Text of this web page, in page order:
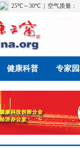
健康科普 专家